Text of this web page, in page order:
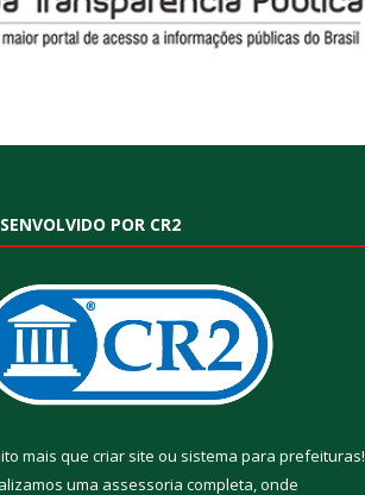
POR CR2
mais que criar site ou sistema para prefeituras!
uma assessoria completa, onde